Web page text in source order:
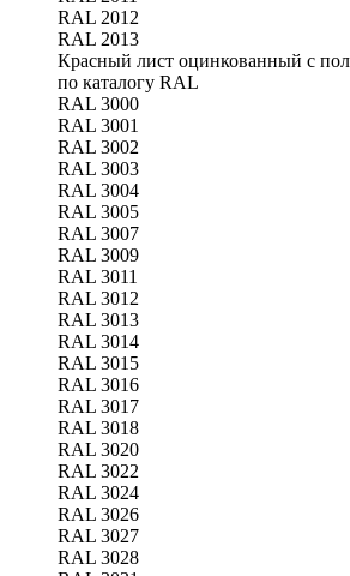
RAL 2012
RAL 2013
Красный лист оцинкованный с
по каталогу RAL
RAL 3000
RAL 3001
RAL 3002
RAL 3003
RAL 3004
RAL 3005
RAL 3007
RAL 3009
RAL 3011
RAL 3012
RAL 3013
RAL 3014
RAL 3015
RAL 3016
RAL 3017
RAL 3018
RAL 3020
RAL 3022
RAL 3024
RAL 3026
RAL 3027
RAL 3028